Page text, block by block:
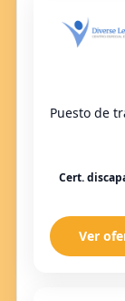
Puesto de
Cert.
Ver